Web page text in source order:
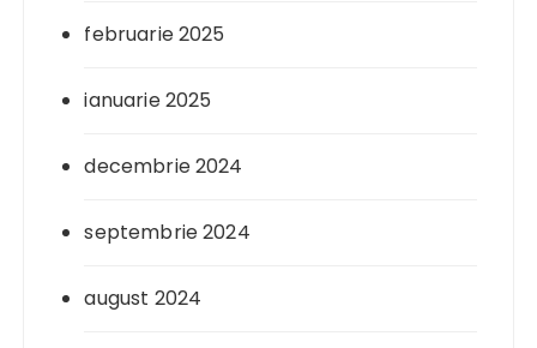
februarie 2025
ianuarie 2025
decembrie 2024
septembrie 2024
august 2024